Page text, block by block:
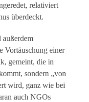
relativiert
überdeckt.
Vortäuschung einer
gemeint, die in
sondern „von
wird, ganz wie bei
auch NGOs